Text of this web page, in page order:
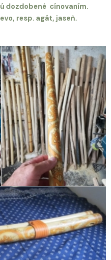
dozdobené cínovaním.
resp. agát, jaseň.